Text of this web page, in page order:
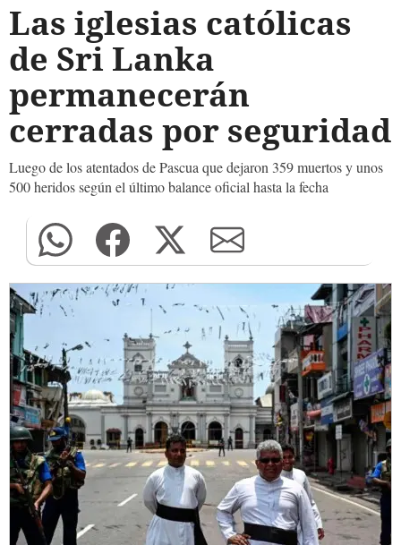
Las iglesias católicas
de Sri Lanka
permanecerán
cerradas por seguridad
Luego de los atentados de Pascua que dejaron 359 muertos y unos
500 heridos según el último balance oficial hasta la fecha